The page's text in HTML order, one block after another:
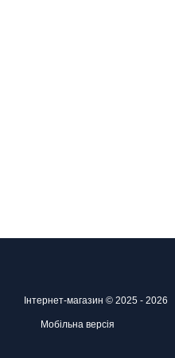
Інтернет-магазин © 2025 - 2026
Мобільна версія